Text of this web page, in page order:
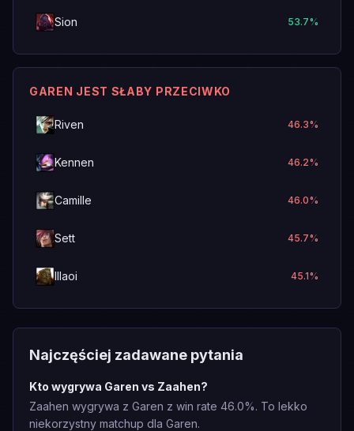
Sion 53.7%
GAREN JEST SŁABY PRZECIWKO
Riven 46.3%
Kennen 46.2%
Camille 46.0%
Sett 45.7%
Illaoi 45.1%
Najczęściej zadawane pytania
Kto wygrywa Garen vs Zaahen?
Zaahen wygrywa z Garen z win rate 46.0%. To lekko
niekorzystny matchup dla Garen.